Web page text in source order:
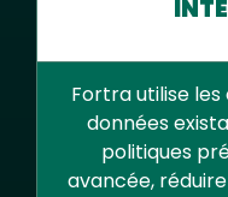
Fortra utilise
données
politiques
avancée,